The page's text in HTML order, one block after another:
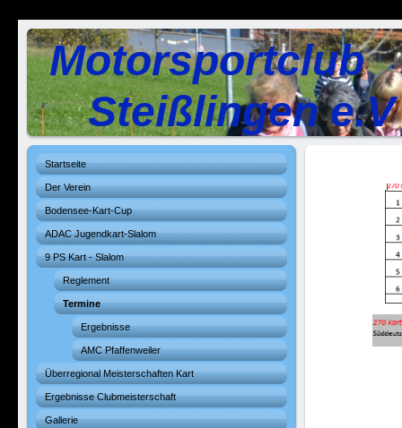
Motorsportclub
Steißlingen e.V
Startseite
Der Verein
Bodensee-Kart-Cup
ADAC Jugendkart-Slalom
9 PS Kart - Slalom
Reglement
Termine
Ergebnisse
AMC Pfaffenweiler
Überregional Meisterschaften Kart
Ergebnisse Clubmeisterschaft
Gallerie